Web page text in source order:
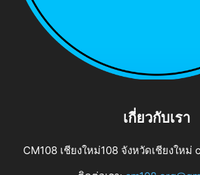
เกี่ยวกับเรา
CM108 เชียงใหม่108 จังหวัดเชียงใหม่